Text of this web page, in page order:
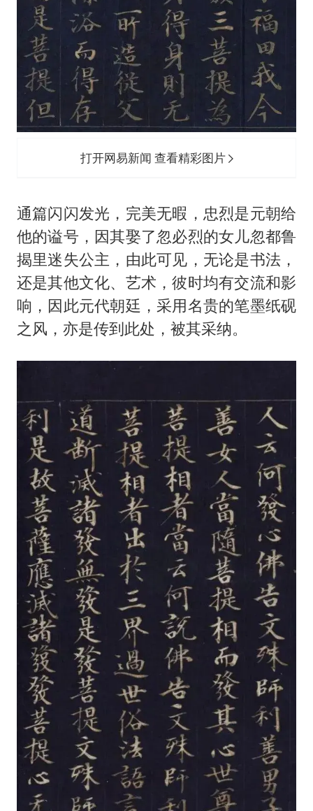
打开网易新闻 查看精彩图片
通篇闪闪发光，完美无暇，忠烈是元朝给
他的谥号，因其娶了忽必烈的女儿忽都鲁
揭里迷失公主，由此可见，无论是书法，
还是其他文化、艺术，彼时均有交流和影
响，因此元代朝廷，采用名贵的笔墨纸砚
之风，亦是传到此处，被其采纳。